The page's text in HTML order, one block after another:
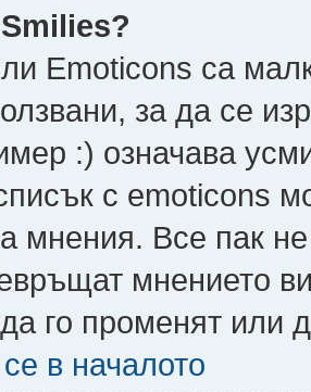
Emoticons са
за да се
:) означава
с emoticons
мнения. Все пак
мнението
го променят или
в началото